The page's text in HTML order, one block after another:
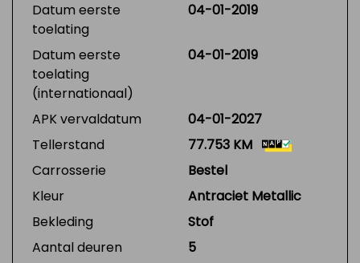
Datum eerste
toelating
04-01-2019
Datum eerste
toelating
(internationaal)
04-01-2019
APK vervaldatum
04-01-2027
Tellerstand
77.753 KM
Carrosserie
Bestel
Kleur
Antraciet Metallic
Bekleding
Stof
Aantal deuren
5